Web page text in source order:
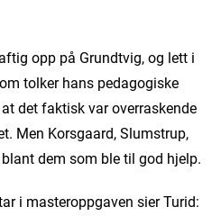
opp på Grundtvig, og lett i
tolker hans pedagogiske
det faktisk var overraskende
Men Korsgaard, Slumstrup,
dem som ble til god hjelp.
i masteroppgaven sier Turid: